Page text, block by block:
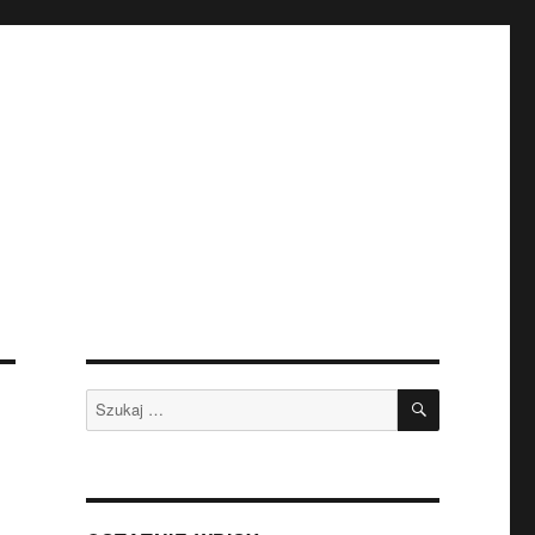
Szukaj: SZUKAJ